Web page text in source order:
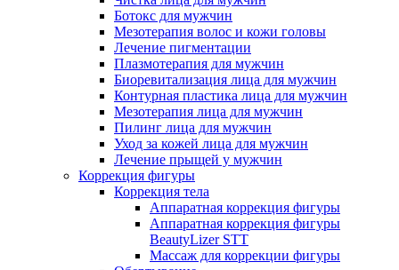
Ботокс для мужчин
Мезотерапия волос и кожи головы
Лечение пигментации
Плазмотерапия для мужчин
Биоревитализация лица для мужчин
Контурная пластика лица для мужчин
Мезотерапия лица для мужчин
Пилинг лица для мужчин
Уход за кожей лица для мужчин
Лечение прыщей у мужчин
Коррекция фигуры
Коррекция тела
Аппаратная коррекция фигуры
Аппаратная коррекция фигуры
BeautyLizer STT
Массаж для коррекции фигуры